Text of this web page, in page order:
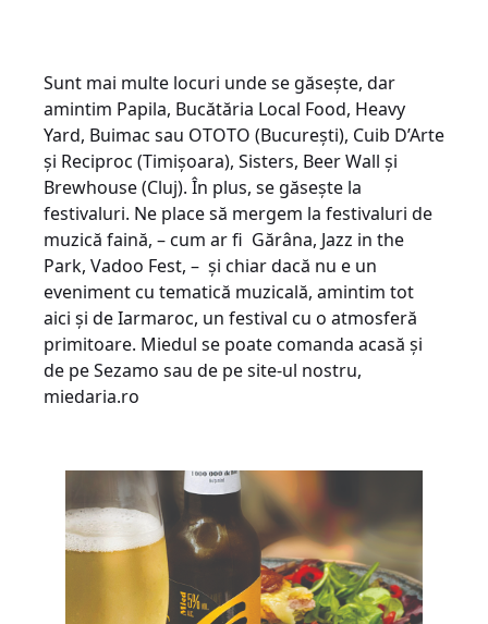
Sunt mai multe locuri unde se găsește, dar
amintim Papila, Bucătăria Local Food, Heavy
Yard, Buimac sau OTOTO (București), Cuib D’Arte
și Reciproc (Timișoara), Sisters, Beer Wall și
Brewhouse (Cluj). În plus, se găsește la
festivaluri. Ne place să mergem la festivaluri de
muzică faină, – cum ar fi Gărâna, Jazz in the
Park, Vadoo Fest, – și chiar dacă nu e un
eveniment cu tematică muzicală, amintim tot
aici și de Iarmaroc, un festival cu o atmosferă
primitoare. Miedul se poate comanda acasă și
de pe Sezamo sau de pe site-ul nostru,
miedaria.ro